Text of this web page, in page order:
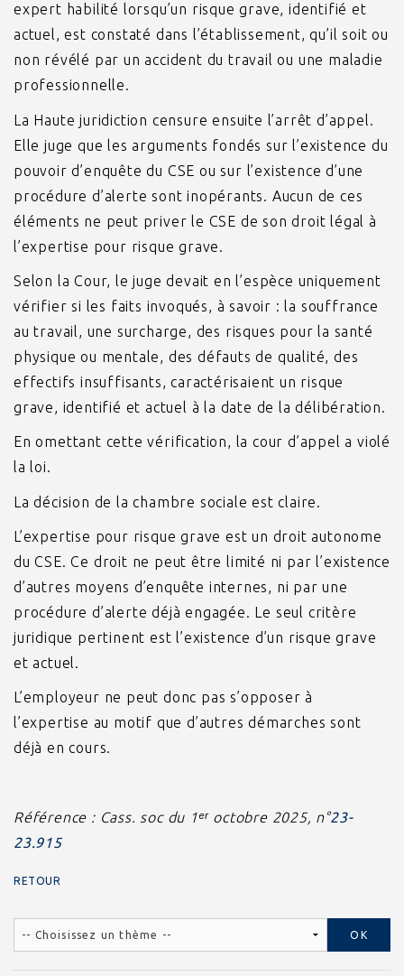
expert habilité lorsqu’un risque grave, identifié et
actuel, est constaté dans l’établissement, qu’il soit ou
non révélé par un accident du travail ou une maladie
professionnelle.
La Haute juridiction censure ensuite l’arrêt d’appel.
Elle juge que les arguments fondés sur l’existence du
pouvoir d’enquête du CSE ou sur l’existence d’une
procédure d’alerte sont inopérants. Aucun de ces
éléments ne peut priver le CSE de son droit légal à
l’expertise pour risque grave.
Selon la Cour, le juge devait en l’espèce uniquement
vérifier si les faits invoqués, à savoir : la souffrance
au travail, une surcharge, des risques pour la santé
physique ou mentale, des défauts de qualité, des
effectifs insuffisants, caractérisaient un risque
grave, identifié et actuel à la date de la délibération.
En omettant cette vérification, la cour d’appel a violé
la loi.
La décision de la chambre sociale est claire.
L’expertise pour risque grave est un droit autonome
du CSE. Ce droit ne peut être limité ni par l’existence
d’autres moyens d’enquête internes, ni par une
procédure d’alerte déjà engagée. Le seul critère
juridique pertinent est l’existence d’un risque grave
et actuel.
L’employeur ne peut donc pas s’opposer à
l’expertise au motif que d’autres démarches sont
déjà en cours.
Référence : Cass. soc du 1ᵉʳ octobre 2025, n°23-
23.915
RETOUR